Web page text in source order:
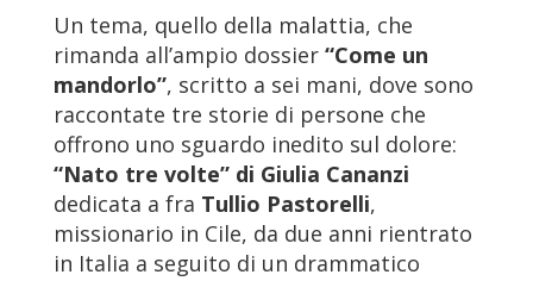
Un tema, quello della malattia, che
rimanda all’ampio dossier “Come un
mandorlo”, scritto a sei mani, dove sono
raccontate tre storie di persone che
offrono uno sguardo inedito sul dolore:
“Nato tre volte” di Giulia Cananzi
dedicata a fra Tullio Pastorelli,
missionario in Cile, da due anni rientrato
in Italia a seguito di un drammatico